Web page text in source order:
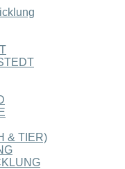
& TIER)